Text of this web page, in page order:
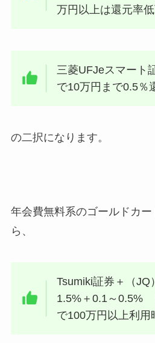
万円以上は還元率
三菱UFJeスマート
で10万円まで0.5％
の二択になります。
年会費無料系のゴールドカ
ら、
Tsumiki証券＋（JQ
1.5%＋0.1～0.5%
で100万円以上利用